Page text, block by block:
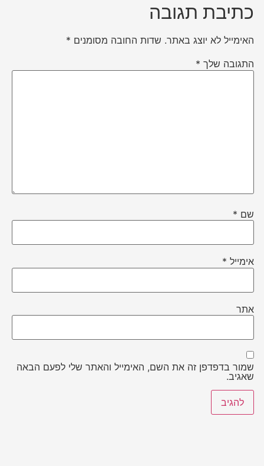
כתיבת תגובה
האימייל לא יוצג באתר. שדות החובה מסומנים *
התגובה שלך *
שם *
אימייל *
אתר
שמור בדפדפן זה את השם, האימייל והאתר שלי לפעם הבאה
שאגיב.